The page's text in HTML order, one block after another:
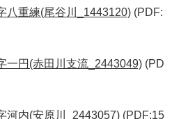
八重練(尾谷川_1443120) (PDF:
一円(赤田川支流_2443049) (PD
河内(安原川_2443057) (PDF:15